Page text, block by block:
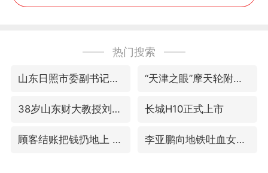
热门搜索
山东日照市委副书记王峰被查 “天津之眼”摩天轮附近2人落水
38岁山东财大教授刘海明逝世 长城H10正式上市
顾客结账把钱扔地上 服务员霸气扔回 李亚鹏向地铁吐血女孩捐99999元